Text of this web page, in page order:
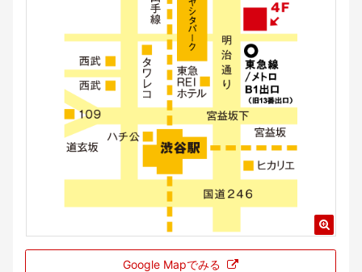
Google Mapでみる